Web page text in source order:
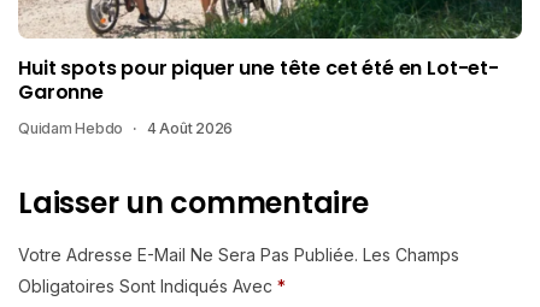
Huit spots pour piquer une tête cet été en Lot-et-
Garonne
Quidam Hebdo 4 Août 2026
Laisser un commentaire
Votre Adresse E-Mail Ne Sera Pas Publiée. Les Champs
Obligatoires Sont Indiqués Avec *